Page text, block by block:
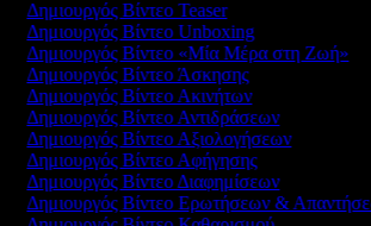
Δημιουργός Βίντεο Teaser
Δημιουργός Βίντεο Unboxing
Δημιουργός Βίντεο «Μία Μέρα στη Ζωή»
Δημιουργός Βίντεο Άσκησης
Δημιουργός Βίντεο Ακινήτων
Δημιουργός Βίντεο Αντιδράσεων
Δημιουργός Βίντεο Αξιολογήσεων
Δημιουργός Βίντεο Αφήγησης
Δημιουργός Βίντεο Διαφημίσεων
Δημιουργός Βίντεο Ερωτήσεων &